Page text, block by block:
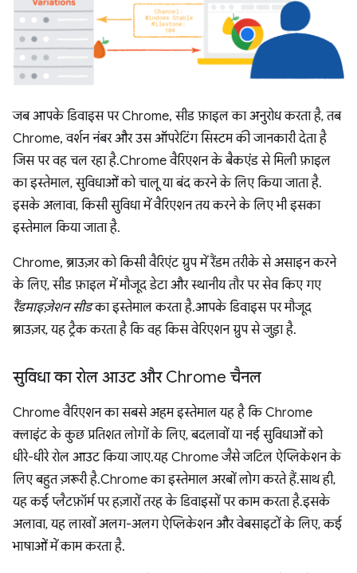
जब आपके डिवाइस पर Chrome, सीड फ़ाइल का अनुरोध करता है, तब
Chrome, वर्शन नंबर और उस ऑपरेटिंग सिस्टम की जानकारी देता है
जिस पर वह चल रहा है. Chrome वैरिएशन के बैकएंड से मिली फ़ाइल
का इस्तेमाल, सुविधाओं को चालू या बंद करने के लिए किया जाता है.
इसके अलावा, किसी सुविधा में वैरिएशन तय करने के लिए भी इसका
इस्तेमाल किया जाता है.
Chrome, ब्राउज़र को किसी वैरिएंट ग्रुप में रैंडम तरीके से असाइन करने
के लिए, सीड फ़ाइल में मौजूद डेटा और स्थानीय तौर पर सेव किए गए
रैंडमाइज़ेशन सीडका इस्तेमाल करता है. आपके डिवाइस पर मौजूद
ब्राउज़र, यह ट्रैक करता है कि वह किस वेरिएशन ग्रुप से जुड़ा है.
सुविधा का रोल आउट और Chrome चैनल
Chrome वैरिएशन का सबसे अहम इस्तेमाल यह है कि Chrome
क्लाइंट के कुछ प्रतिशत लोगों के लिए, बदलावों या नई सुविधाओं को
धीरे-धीरे रोल आउट किया जाए. यह Chrome जैसे जटिल ऐप्लिकेशन के
लिए बहुत ज़रूरी है. Chrome का इस्तेमाल अरबों लोग करते हैं. साथ ही,
यह कई प्लैटफ़ॉर्म पर हज़ारों तरह के डिवाइसों पर काम करता है. इसके
अलावा, यह लाखों अलग-अलग ऐप्लिकेशन और वेबसाइटों के लिए, कई
भाषाओं में काम करता है.